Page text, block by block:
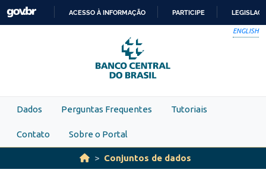
Skip to main content
PARA
O
CONTEÚDO
ACESSO À INFORMAÇÃO PARTICIPE
ENGLISH
Dados Perguntas Frequentes Tutoriais
Contato Sobre o Portal
Conjuntos de dados